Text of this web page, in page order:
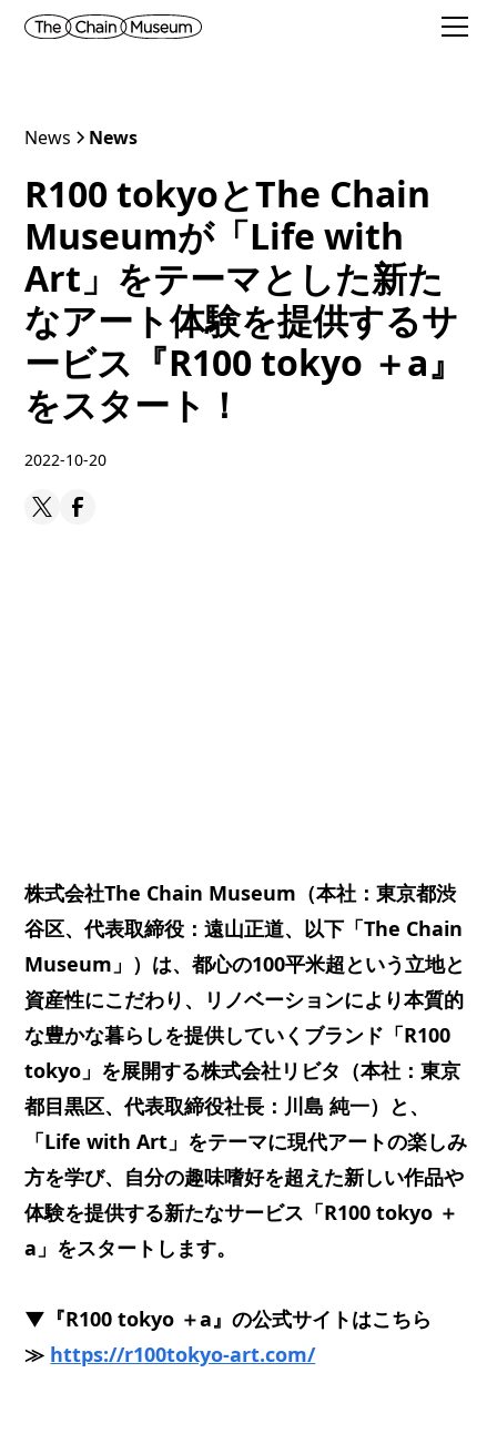
News News
R100 tokyoとThe Chain
Museumが「Life with
Art」をテーマとした新た
なアート体験を提供するサ
ービス『R100 tokyo ＋a』
をスタート！
2022-10-20
株式会社The Chain Museum（本社：東京都渋
谷区、代表取締役：遠山正道、以下「The Chain
Museum」）は、都心の100平米超という立地と
資産性にこだわり、リノベーションにより本質的
な豊かな暮らしを提供していくブランド「R100
tokyo」を展開する株式会社リビタ（本社：東京
都目黒区、代表取締役社長：川島 純一）と、
「Life with Art」をテーマに現代アートの楽しみ
方を学び、自分の趣味嗜好を超えた新しい作品や
体験を提供する新たなサービス「R100 tokyo ＋
a」をスタートします。
▼『R100 tokyo ＋a』の公式サイトはこちら
≫ https://r100tokyo-art.com/